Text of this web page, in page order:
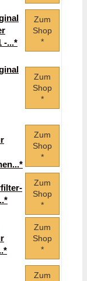
-...*
Zum
Shop
*
Zum
Shop
*
Zum
Shop
*
Zum
Shop
*
Zum
Shop
*
Zum